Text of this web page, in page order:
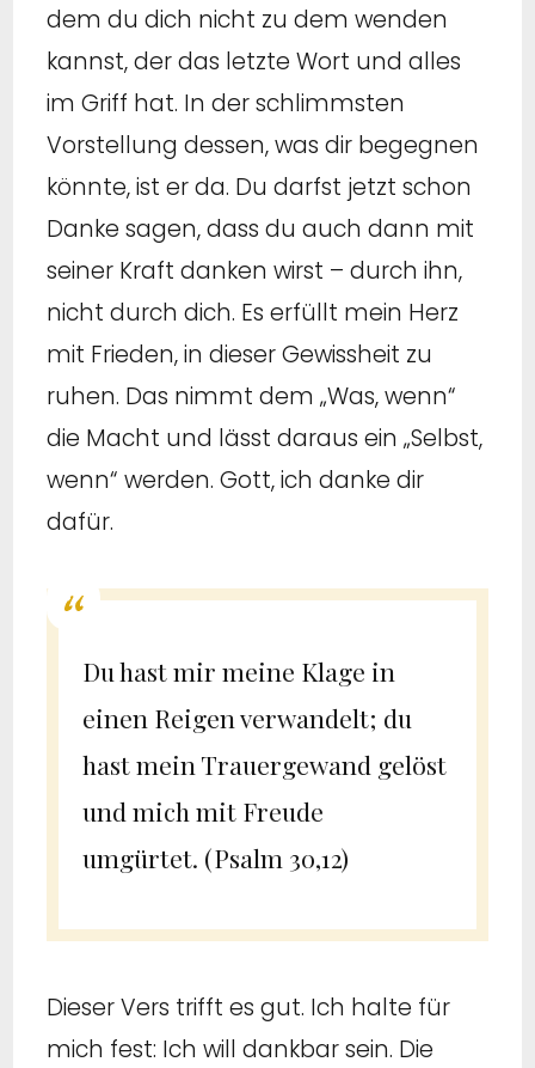
dem du dich nicht zu dem wenden
kannst, der das letzte Wort und alles
im Griff hat. In der schlimmsten
Vorstellung dessen, was dir begegnen
könnte, ist er da. Du darfst jetzt schon
Danke sagen, dass du auch dann mit
seiner Kraft danken wirst – durch ihn,
nicht durch dich. Es erfüllt mein Herz
mit Frieden, in dieser Gewissheit zu
ruhen. Das nimmt dem „Was, wenn“
die Macht und lässt daraus ein „Selbst,
wenn“ werden. Gott, ich danke dir
dafür.
Du hast mir meine Klage in
einen Reigen verwandelt; du
hast mein Trauergewand gelöst
und mich mit Freude
umgürtet. (Psalm 30,12)
Dieser Vers trifft es gut. Ich halte für
mich fest: Ich will dankbar sein. Die